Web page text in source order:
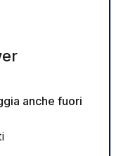
anche fuori